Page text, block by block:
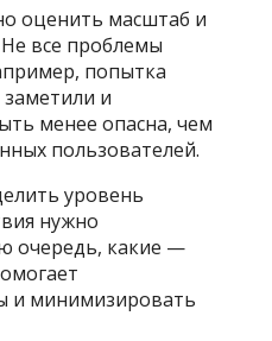
оценить масштаб и
все проблемы
попытка
и
менее опасна, чем
пользователей.
уровень
нужно
очередь, какие —
и минимизировать